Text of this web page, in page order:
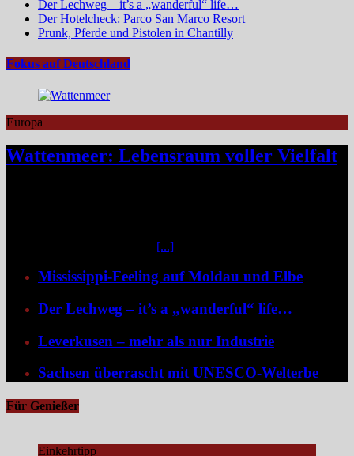
Der Lechweg – it’s a „wanderful“ life…
Der Hotelcheck: Parco San Marco Resort
Prunk, Pferde und Pistolen in Chantilly
Fokus auf Deutschland
Europa
Wattenmeer: Lebensraum voller Vielfalt
[...]
Mississippi-Feeling auf Moldau und Elbe
Der Lechweg – it’s a „wanderful“ life…
Leverkusen – mehr als nur Industrie
Sachsen überrascht mit UNESCO-Welterbe
Für Genießer
Einkehrtipp